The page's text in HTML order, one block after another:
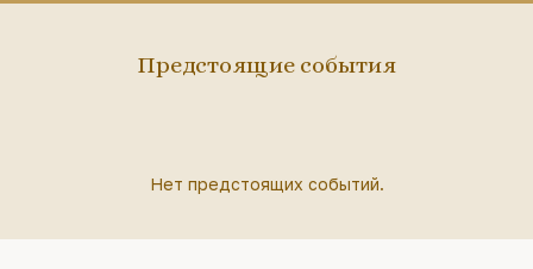
Предстоящие события
Нет предстоящих событий.